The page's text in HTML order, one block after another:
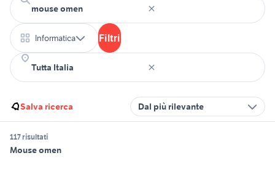
Informatica Filtri
Salva ricerca Dal più rilevante
117 risultati
Mouse omen